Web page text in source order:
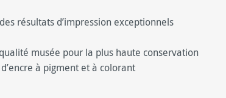
résultats d’impression exceptionnels
musée pour la plus haute conservation
à pigment et à colorant